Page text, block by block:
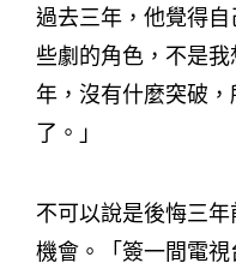
過去三年，他覺得
些劇的角色，不是
年，沒有什麼突破
了。」
不可以說是後悔三
機會。「簽一間電